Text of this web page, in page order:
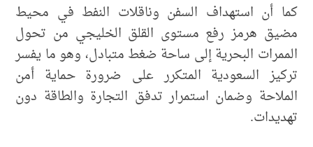
كما أن استهداف السفن وناقلات النفط في محيط
مضيق هرمز رفع مستوى القلق الخليجي من تحول
الممرات البحرية إلى ساحة ضغط متبادل، وهو ما يفسر
تركيز السعودية المتكرر على ضرورة حماية أمن
الملاحة وضمان استمرار تدفق التجارة والطاقة دون
تهديدات.